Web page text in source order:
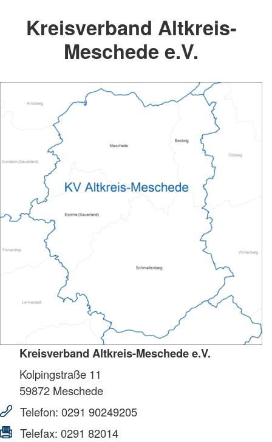
Kreisverband Altkreis-
Meschede e.V.
Kreisverband Altkreis-Meschede e.V.
Kolpingstraße 11
59872 Meschede
Telefon: 0291 90249205
Telefax: 0291 82014